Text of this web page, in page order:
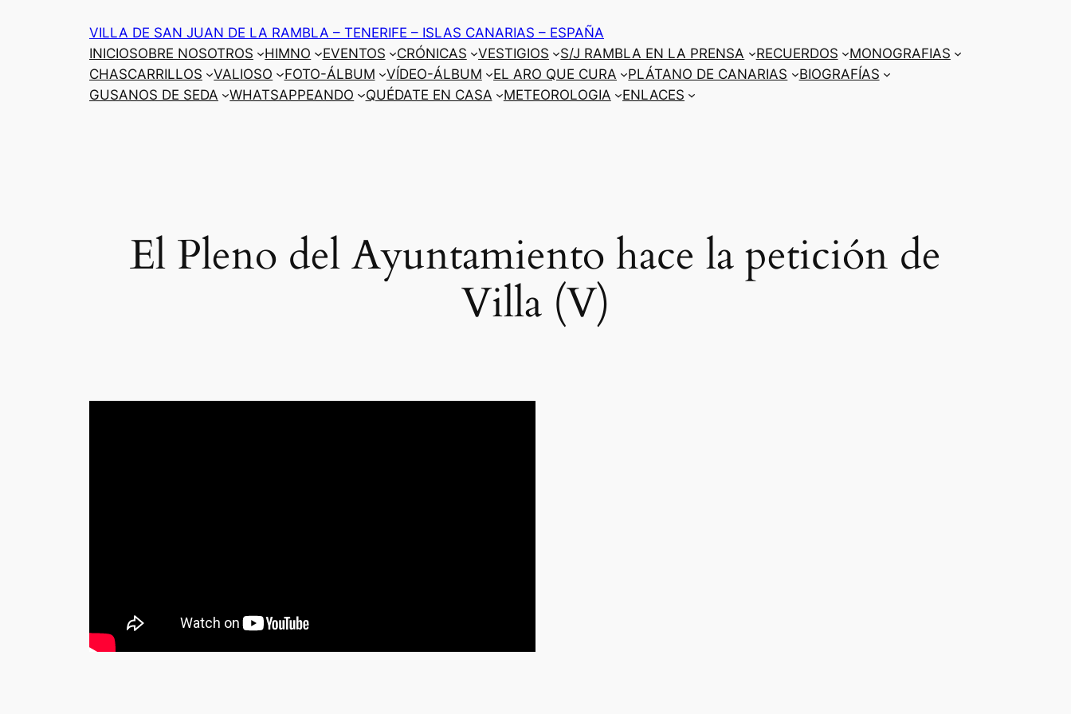
VILLA DE SAN JUAN DE LA RAMBLA – TENERIFE – ISLAS CANARIAS – ESPAÑA
INICIOSOBRE NOSOTROS HIMNO EVENTOS CRÓNICAS VESTIGIOS S/J RAMBLA EN LA PRENSA RECUERDOS
MONOGRAFIAS
CHASCARRILLOS
VALIOSO FOTO-ÁLBUM VÍDEO-ÁLBUM EL ARO QUE CURA PLÁTANO DE CANARIAS
BIOGRAFÍAS
GUSANOS DE SEDA
WHATSAPPEANDO QUÉDATE EN CASA METEOROLOGIA ENLACES
El Pleno del Ayuntamiento hace la petición de
Villa (V)